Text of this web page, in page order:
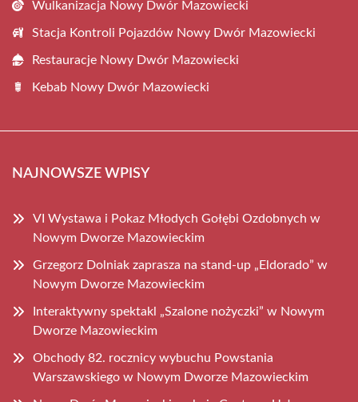
Wulkanizacja Nowy Dwór Mazowiecki
Stacja Kontroli Pojazdów Nowy Dwór Mazowiecki
Restauracje Nowy Dwór Mazowiecki
Kebab Nowy Dwór Mazowiecki
NAJNOWSZE WPISY
VI Wystawa i Pokaz Młodych Gołębi Ozdobnych w
Nowym Dworze Mazowieckim
Grzegorz Dolniak zaprasza na stand-up „Eldorado” w
Nowym Dworze Mazowieckim
Interaktywny spektakl „Szalone nożyczki” w Nowym
Dworze Mazowieckim
Obchody 82. rocznicy wybuchu Powstania
Warszawskiego w Nowym Dworze Mazowieckim